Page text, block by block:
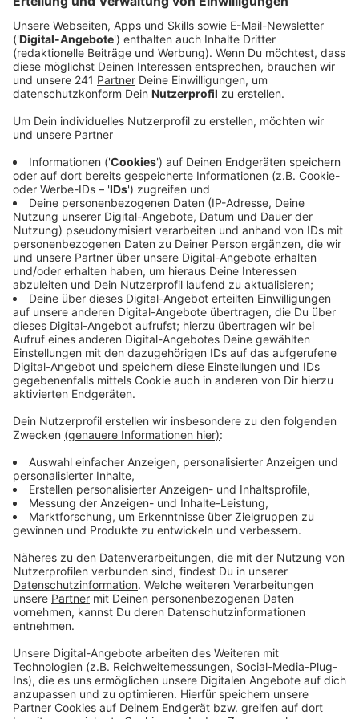
Veröffentlicht:Dienstag, 29.04.2025 07:13
Anzeige
Unser Oberbürgermeister Uwe Richrath will den neuen
Verkehrsminister in den kommenden Wochen auf jeden
Fall nach Leverkusen einladen, damit er sich ein Bild
von der Lage machen kann. Das sagt der OB auf
unsere Nachfrage. Er wolle an den neuen Minister
appellieren, den Ausbau des Leverkusener
Autobahnkreuzes ernst zu nehmen. Der Ausbau sei ein
wichtiger Punkt hin zu einer zukunftsfähigen
Verkehrswende.
Anzeige
Haltung bleibt
Anzeige
den Tunnel statt der Stelze einsetzen und hofft, dass
sich Patrick Schnieder, der neue Verkehrsminister,
dieser Meinung anschließt.
Anzeige
Mehr News aus Leverkusen
Anzeige
Kaufkraft in Leverkusen sehr unterschiedlich
Leverkusen: Vielfalt trotz Trumps Politik